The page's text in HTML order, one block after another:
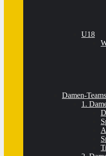
U18
Damen-Teams
1.